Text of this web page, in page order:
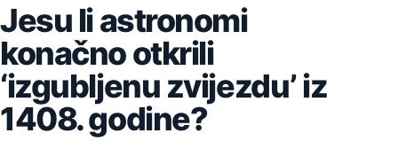
Jesu li astronomi
konačno otkrili
‘izgubljenu zvijezdu’ iz
1408. godine?